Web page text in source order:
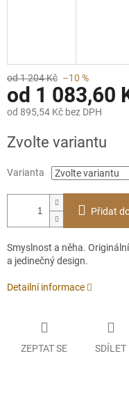
od 1 204 Kč –10 %
od 1 083,60
od 895,54 Kč bez DPH
cena:
Zvolte variantu
Varianta
Přidat
Smyslnost a něha.
a jedinečný design.
Detailní informace
ZEPTAT SE SDÍLET